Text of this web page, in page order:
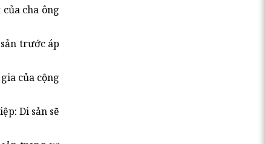
cha ông
trước áp
của cộng
Di sản sẽ